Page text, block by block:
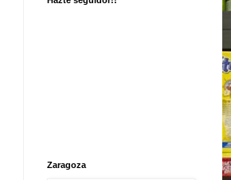
Zaragoza